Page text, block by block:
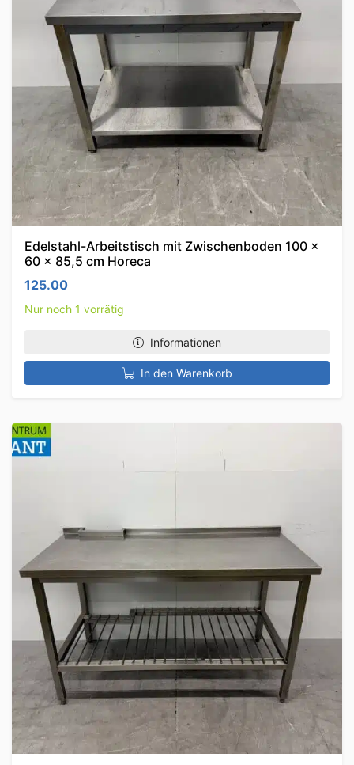
Edelstahl-Arbeitstisch mit Zwischenboden 100 x
60 x 85,5 cm Horeca
125.00
Nur noch 1 vorrätig
Informationen
In den Warenkorb